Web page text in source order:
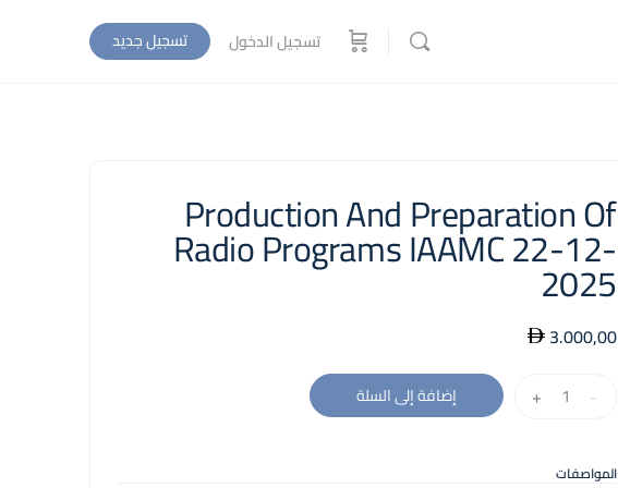
تسجيل الدخول تسجيل جديد
Production And Preparation Of
Radio Programs IAAMC 22-12-
2025
3.000,00
Preparation
-
+ إضافة إلى السلة
المواصفات